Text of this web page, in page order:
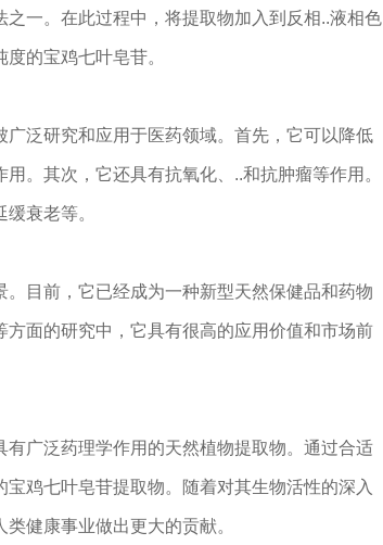
一。在此过程中，将提取物加入到反相..液相色
的宝鸡七叶皂苷。
泛研究和应用于医药领域。首先，它可以降低
。其次，它还具有抗氧化、..和抗肿瘤等作用。
衰老等。
目前，它已经成为一种新型天然保健品和药物
面的研究中，它具有很高的应用价值和市场前
广泛药理学作用的天然植物提取物。通过合适
鸡七叶皂苷提取物。随着对其生物活性的深入
健康事业做出更大的贡献。